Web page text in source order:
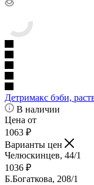
Детримакс бэби,
В наличии
Цена от
1063 ₽
Варианты цен
Челюскинцев, 44/1
1036 ₽
Б.Богаткова, 208/1